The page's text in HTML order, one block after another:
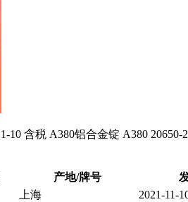
含税 A380铝合金锭 A380 20650-
产地/牌号
上海 2021-11-